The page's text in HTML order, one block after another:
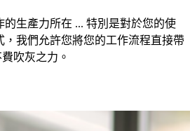
生產力所在 ... 特別是對於您的使
，我們允許您將您的工作流程直接帶
吹灰之力。